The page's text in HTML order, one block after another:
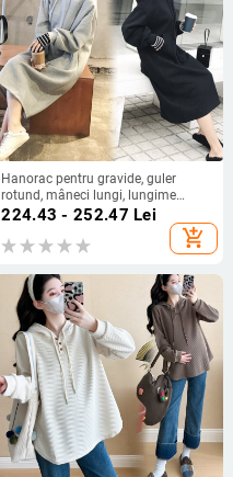
Hanorac pentru gravide, guler
rotund, mâneci lungi, lungime
medie, 95% bumbac
224.43 - 252.47 Lei
add_shopping_cart